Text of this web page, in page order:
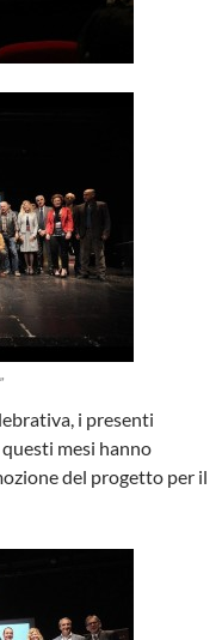
i presenti
mesi hanno
del progetto per il